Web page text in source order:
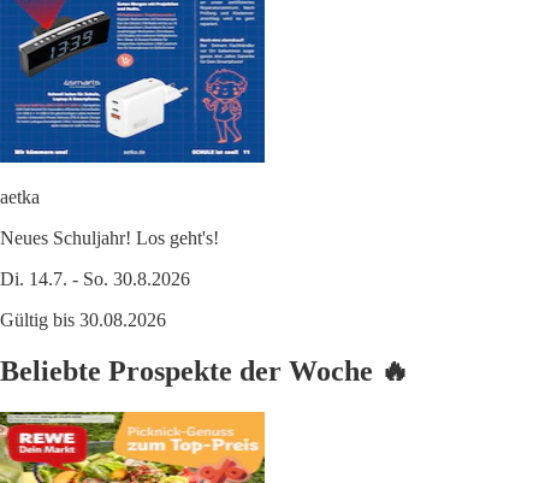
aetka
Neues Schuljahr! Los geht's!
Di. 14.7. - So. 30.8.2026
Gültig bis 30.08.2026
Beliebte Prospekte der Woche 🔥